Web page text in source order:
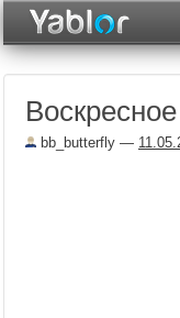
bb_butterfly —